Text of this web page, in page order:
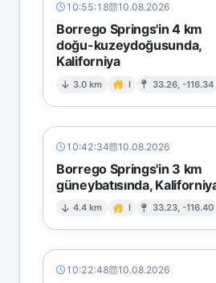
10:55:18 10.08.2026
Borrego Springs'in 4 km
doğu-kuzeydoğusunda,
Kaliforniya
3.0 km I 33.26, -116.34
10:42:34 10.08.2026
Borrego Springs'in 3 km
güneybatısında,
4.4 km I 33.23, -116.40
10:22:48 10.08.2026